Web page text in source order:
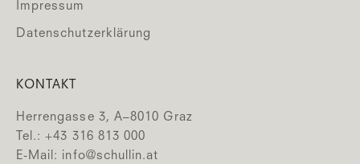
Impressum
Datenschutzerklärung
KONTAKT
Herrengasse 3, A–8010 Graz
Tel.: +43 316 813 000
E-Mail: info@schullin.at